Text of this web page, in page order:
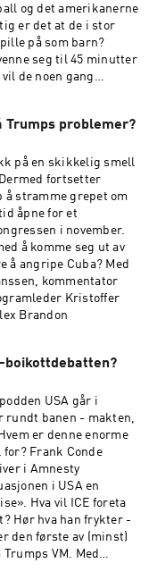
og det amerikanerne
er det at de i stor
på som barn?
seg til 45 minutter
de noen gang
vår. Med
Pletten og Daniel
Ola Kamara og
Produsent:
Trumps problemer?
på en skikkelig smell
fortsetter
å stramme grepet om
åpne for et
i november.
å komme seg ut av
å angripe Cuba? Med
kommentator
Kristoffer
Alex Brandon
boikottdebatten?
USA går i
rundt banen - makten,
er denne enorme
i Amnesty
i USA en
Hva vil ICE foreta
Hør hva han frykter -
VM. Med